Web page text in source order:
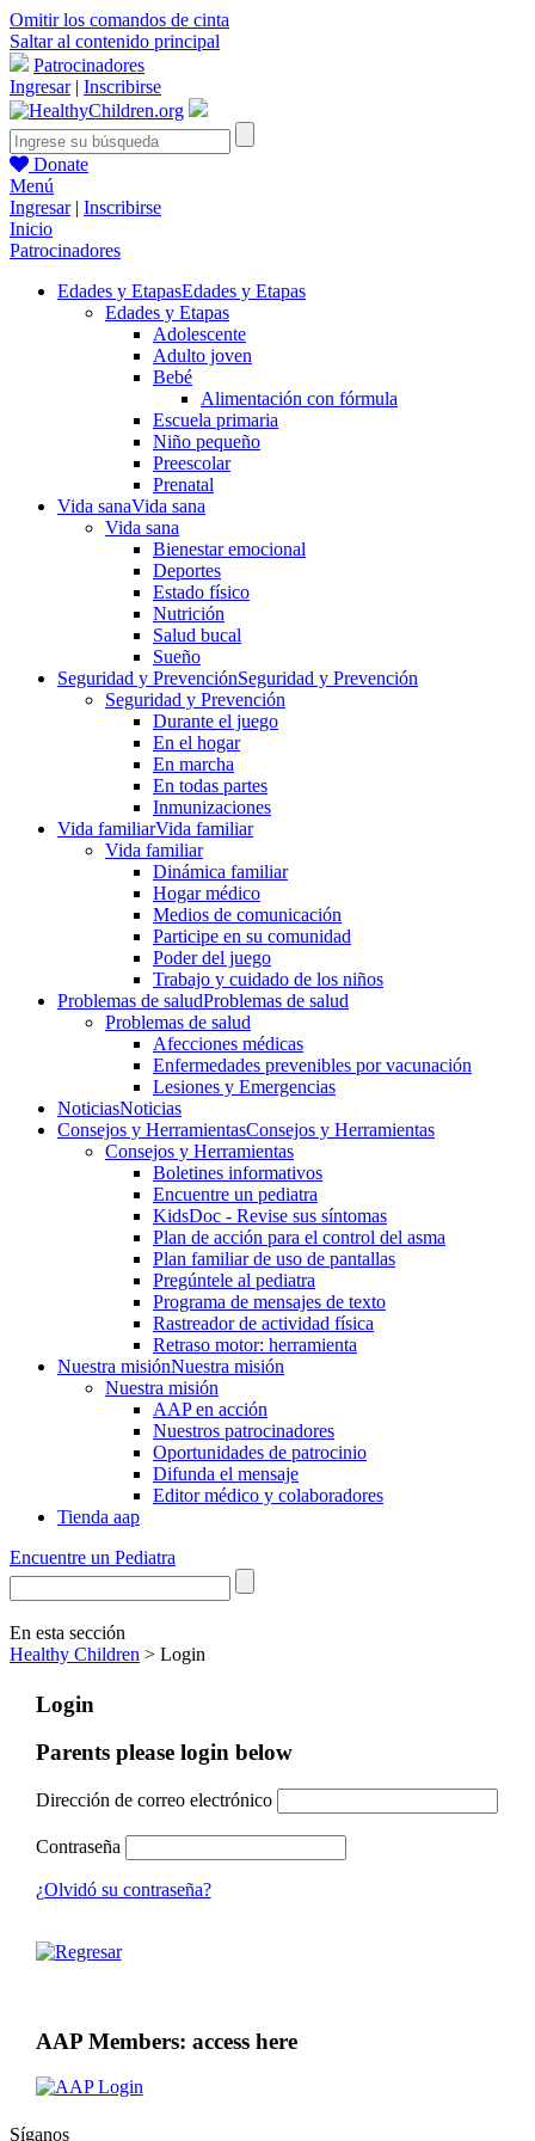
Omitir los comandos de cinta
Saltar al contenido principal
Patrocinadores
Ingresar| Inscribirse
Donate
Menú
Ingresar| Inscribirse
Inicio
Patrocinadores
Edades y EtapasEdades y Etapas
Edades y Etapas
Adolescente
Adulto joven
Bebé
Alimentación con fórmula
Escuela primaria
Niño pequeño
Preescolar
Prenatal
Vida sanaVida sana
Vida sana
Bienestar emocional
Deportes
Estado físico
Nutrición
Salud bucal
Sueño
Seguridad y PrevenciónSeguridad y Prevención
Seguridad y Prevención
Durante el juego
En el hogar
En marcha
En todas partes
Inmunizaciones
Vida familiarVida familiar
Vida familiar
Dinámica familiar
Hogar médico
Medios de comunicación
Participe en su comunidad
Poder del juego
Trabajo y cuidado de los niños
Problemas de saludProblemas de salud
Problemas de salud
Afecciones médicas
Enfermedades prevenibles por vacunación
Lesiones y Emergencias
NoticiasNoticias
Consejos y HerramientasConsejos y Herramientas
Consejos y Herramientas
Boletines informativos
Encuentre un pediatra
KidsDoc - Revise sus síntomas
Plan de acción para el control del asma
Plan familiar de uso de pantallas
Pregúntele al pediatra
Programa de mensajes de texto
Rastre​​ador de activida​d física
Retraso motor: herramienta
Nuestra misiónNuestra misión
Nuestra misión
AAP en acción
Nuestros patrocinadores
Oportunidades de patrocinio
Difunda el mensaje
Editor médico y colaboradores
Tienda aap
Encuentre un Pediatra
En esta sección
Healthy Children > Login
Login
Parents please login below
Dirección de correo electrónico
Contraseña
¿Olvidó su contraseña?
AAP Members: access here
Síganos